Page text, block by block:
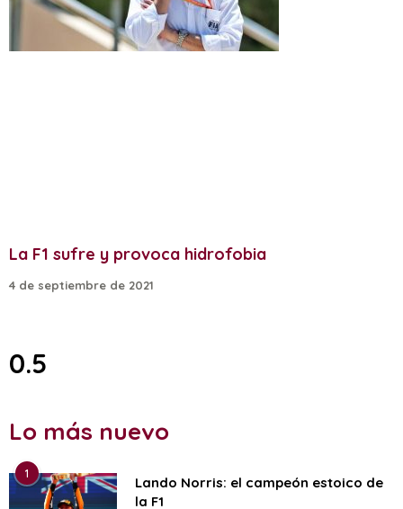
La F1 sufre y provoca hidrofobia
4 de septiembre de 2021
Lo más nuevo
1
Lando Norris: el campeón estoico de
la F1